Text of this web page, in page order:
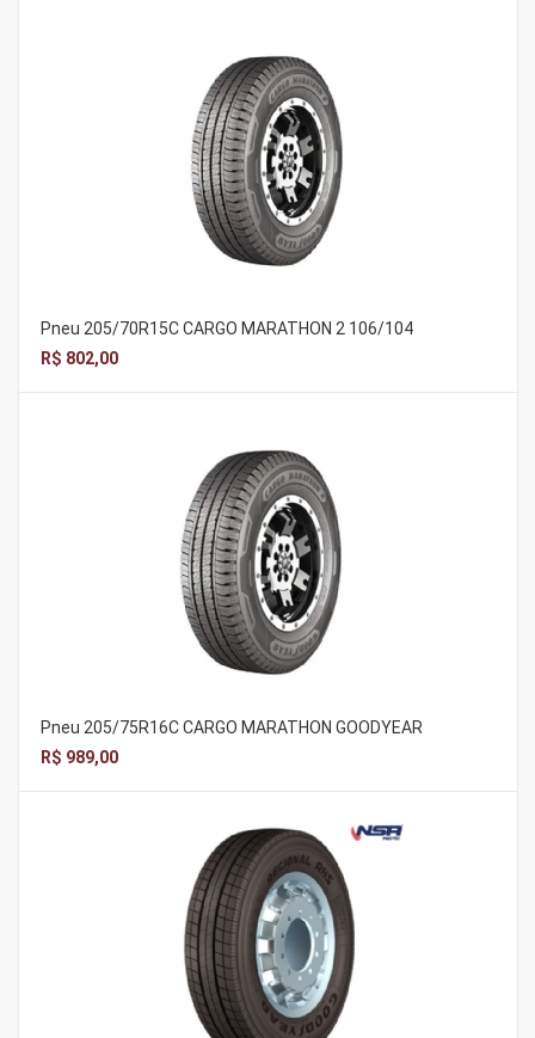
Pneu 205/70R15C CARGO MARATHON 2 106/104
R$ 802,00
Pneu 205/75R16C CARGO MARATHON GOODYEAR
R$ 989,00